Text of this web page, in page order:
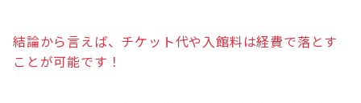
結論から言えば、チケット代や入館料は経費で落とす
ことが可能です！